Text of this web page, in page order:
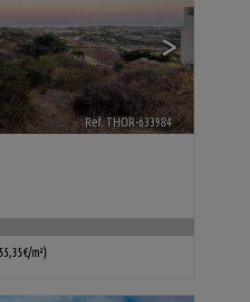
>
Ref. THOR-633984 🔗
m²)